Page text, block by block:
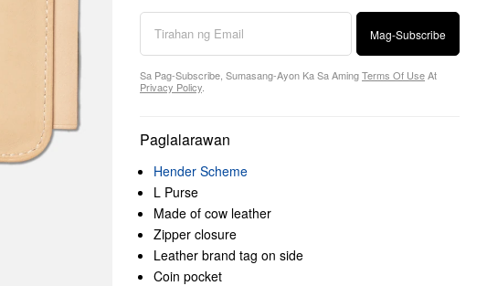
Mag-Subscribe
Sa Pag-Subscribe, Sumasang-Ayon Ka Sa AmingTerms Of UseAt
Privacy Policy
Paglalarawan
Hender Scheme
L Purse
Made of cow leather
Zipper closure
Leather brand tag on side
Coin pocket